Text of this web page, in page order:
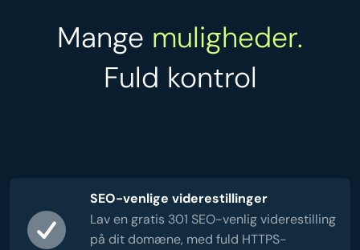
Mange muligheder.
Fuld kontrol
SEO-venlige viderestillinger
Lav en gratis 301 SEO-venlig viderestilling
på dit domæne, med fuld HTTPS-